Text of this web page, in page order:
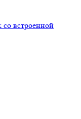
со встроенной